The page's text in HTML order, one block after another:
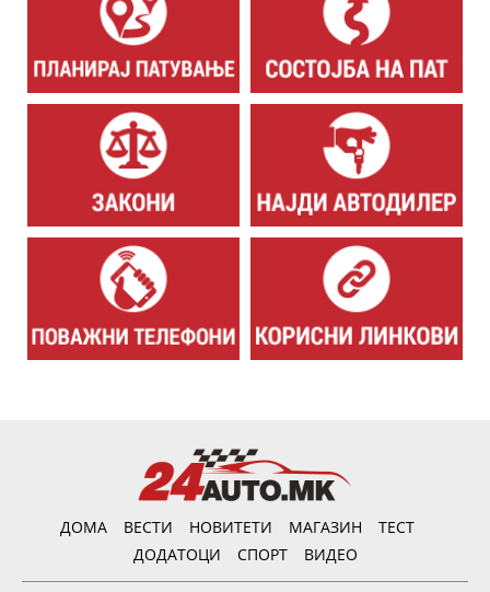
ДОМА ВЕСТИ НОВИТЕТИ МАГАЗИН
ТЕСТ
ДОДАТОЦИ
СПОРТ ВИДЕО